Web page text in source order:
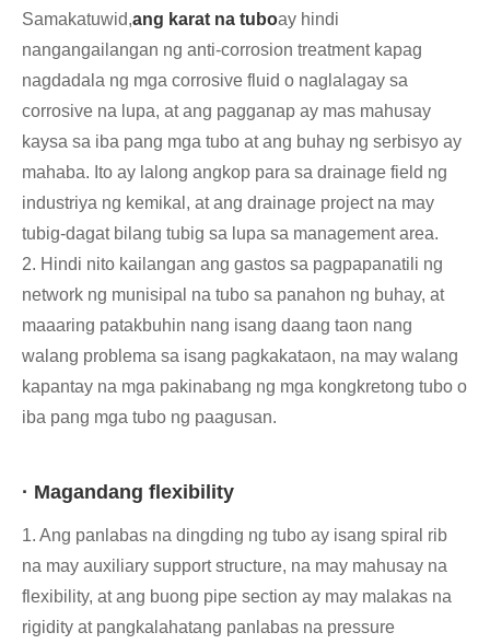
Samakatuwid,ang karat na tuboay hindi
nangangailangan ng anti-corrosion treatment kapag
nagdadala ng mga corrosive fluid o naglalagay sa
corrosive na lupa, at ang pagganap ay mas mahusay
kaysa sa iba pang mga tubo at ang buhay ng serbisyo ay
mahaba. Ito ay lalong angkop para sa drainage field ng
industriya ng kemikal, at ang drainage project na may
tubig-dagat bilang tubig sa lupa sa management area.
2. Hindi nito kailangan ang gastos sa pagpapanatili ng
network ng munisipal na tubo sa panahon ng buhay, at
maaaring patakbuhin nang isang daang taon nang
walang problema sa isang pagkakataon, na may walang
kapantay na mga pakinabang ng mga kongkretong tubo o
iba pang mga tubo ng paagusan.
· Magandang flexibility
1. Ang panlabas na dingding ng tubo ay isang spiral rib
na may auxiliary support structure, na may mahusay na
flexibility, at ang buong pipe section ay may malakas na
rigidity at pangkalahatang panlabas na pressure